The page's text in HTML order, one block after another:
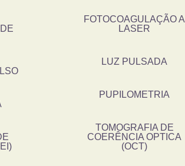
FOTOCOAGULAÇÃO A
LASER
LUZ PULSADA
PUPILOMETRIA
TOMOGRAFIA DE
COERÊNCIA OPTICA
(OCT)